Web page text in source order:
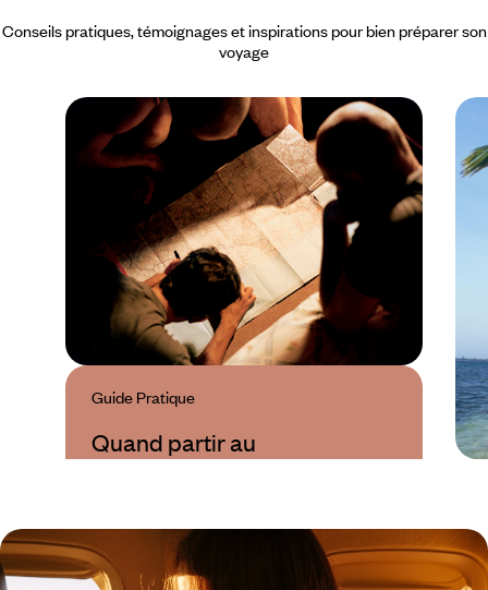
Conseils pratiques, témoignages et inspirations pour bien préparer son
voyage
Guide Pratique
Quand partir au